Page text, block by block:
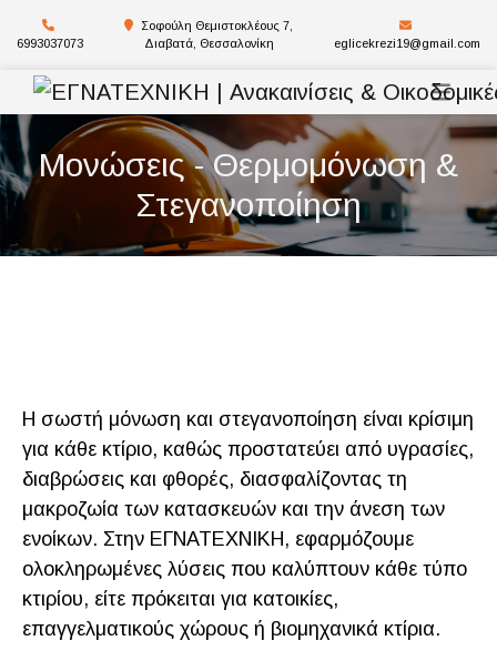
6993037073
Σοφούλη Θεμιστοκλέους 7,
Διαβατά, Θεσσαλονίκη
eglicekrezi19@gmail.com
Μονώσεις - Θερμομόνωση &
Στεγανοποίηση
Η σωστή μόνωση και στεγανοποίηση είναι κρίσιμη
για κάθε κτίριο, καθώς προστατεύει από υγρασίες,
διαβρώσεις και φθορές, διασφαλίζοντας τη
μακροζωία των κατασκευών και την άνεση των
ενοίκων. Στην ΕΓΝΑΤΕΧΝΙΚΗ, εφαρμόζουμε
ολοκληρωμένες λύσεις που καλύπτουν κάθε τύπο
κτιρίου, είτε πρόκειται για κατοικίες,
επαγγελματικούς χώρους ή βιομηχανικά κτίρια.